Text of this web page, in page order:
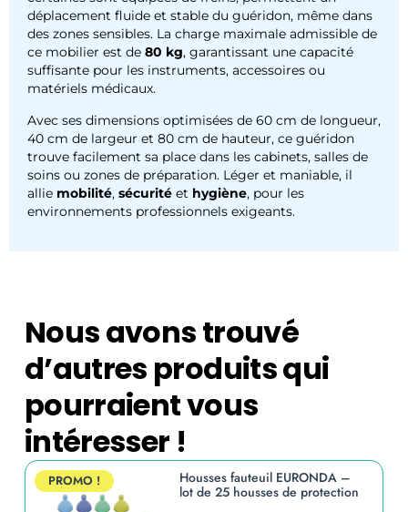
déplacement fluide et stable du guéridon, même dans
des zones sensibles. La charge maximale admissible de
ce mobilier est de 80 kg, garantissant une capacité
suffisante pour les instruments, accessoires ou
matériels médicaux.
Avec ses dimensions optimisées de 60 cm de longueur,
40 cm de largeur et 80 cm de hauteur, ce guéridon
trouve facilement sa place dans les cabinets, salles de
soins ou zones de préparation. Léger et maniable, il
allie mobilité, sécurité et hygiène, pour les
environnements professionnels exigeants.
Nous avons trouvé
d’autres produits qui
pourraient vous
intéresser !
PROMO !
Housses fauteuil EURONDA –
lot de 25 housses de protection